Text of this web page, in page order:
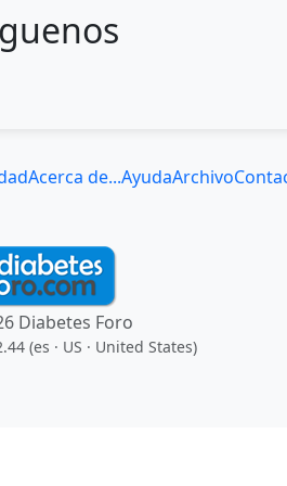
Acerca de...AyudaArchivo
Diabetes Foro
(es · US · United States)